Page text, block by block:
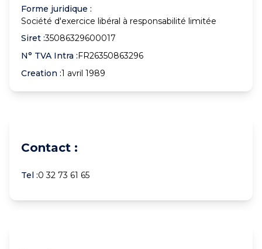
Forme juridique :
Société d'exercice libéral à responsabilité limitée
Siret :35086329600017
N° TVA Intra :FR26350863296
Creation :1 avril 1989
Contact :
Tel :0 32 73 61 65